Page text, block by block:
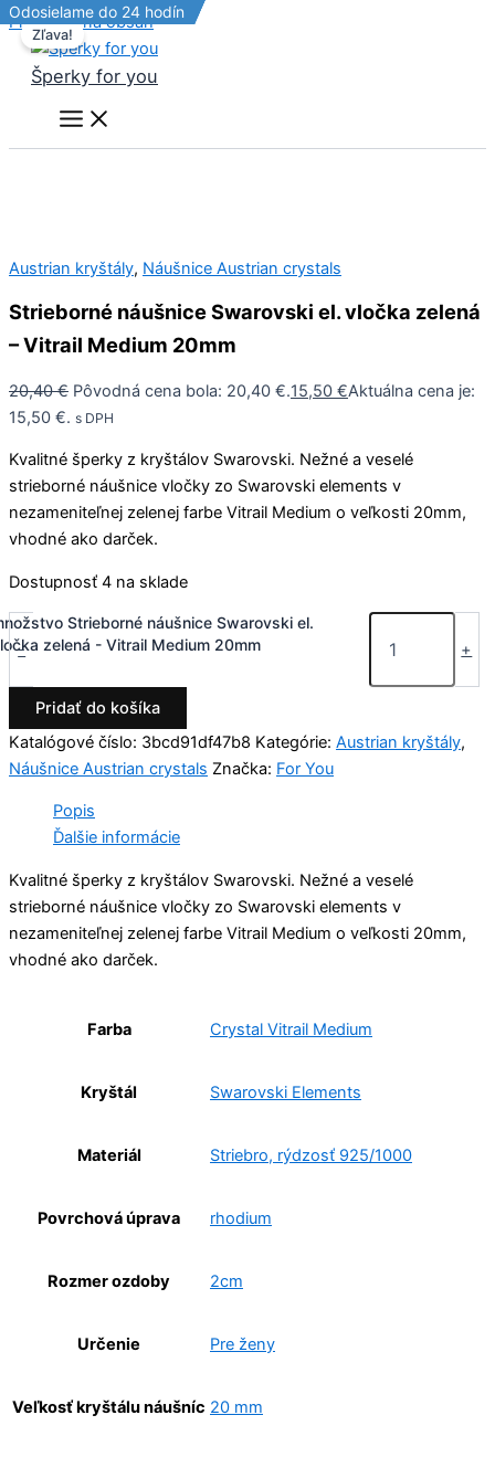
Preskočiť na obsah
Šperky for you
Zľava!
Odosielame do 24 hodín
Austrian kryštály, Náušnice Austrian crystals
Strieborné náušnice Swarovski el. vločka zelená
– Vitrail Medium 20mm
20,40€ Pôvodná cena bola: 20,40 €.15,50 €Aktuálna cena je:
15,50 €. s DPH
Kvalitné šperky z kryštálov Swarovski. Nežné a veselé
strieborné náušnice vločky zo Swarovski elements v
nezameniteľnej zelenej farbe Vitrail Medium o veľkosti 20mm,
vhodné ako darček.
Dostupnosť 4 na sklade
-
Strieborné náušnice Swarovski el.
zelená - Vitrail Medium 20mm
+
Pridať do košíka
Katalógové číslo: 3bcd91df47b8 Kategórie: Austrian kryštály,
Náušnice Austrian crystals Značka: For You
Popis
Ďalšie informácie
Kvalitné šperky z kryštálov Swarovski. Nežné a veselé
strieborné náušnice vločky zo Swarovski elements v
nezameniteľnej zelenej farbe Vitrail Medium o veľkosti 20mm,
vhodné ako darček.
Farba Crystal Vitrail Medium
Kryštál Swarovski Elements
Materiál Striebro, rýdzosť 925/1000
Povrchová úprava rhodium
Rozmer ozdoby 2cm
Určenie Pre ženy
Veľkosť kryštálu náušníc 20 mm
Odosielame do 24 hodín
Odosielame do 24 hodín
Odosielame do 24 hodín